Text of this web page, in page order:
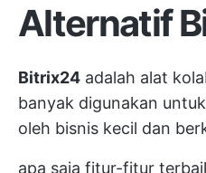
Alternatif
Bitrix24 adalah alat
banyak digunakan
oleh bisnis kecil dan
apa saja fitur-fitur